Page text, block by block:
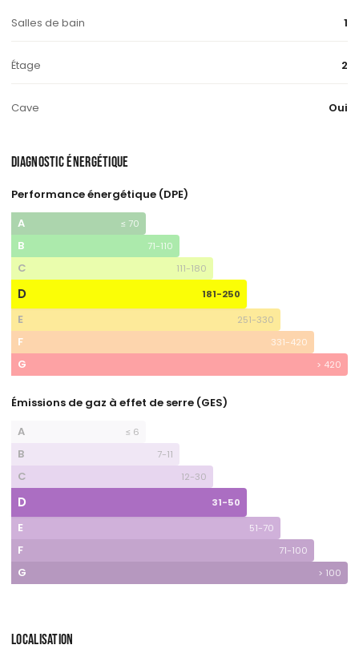
Salles de bain 1
Étage 2
Cave Oui
DIAGNOSTIC ÉNERGÉTIQUE
Performance énergétique (DPE)
A
≤ 70
B 71-110
C 111-180
D 181-250
E 251-330
F 331-420
G > 420
Émissions de gaz à effet de serre (GES)
A
≤ 6
B 7-11
C 12-30
D 31-50
E 51-70
F 71-100
G > 100
LOCALISATION